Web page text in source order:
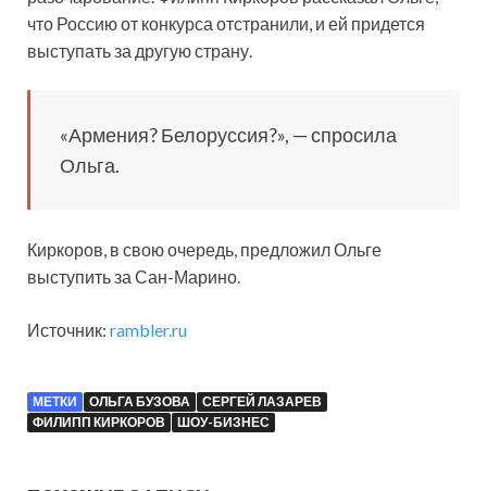
что Россию от конкурса отстранили, и ей придется
выступать за другую страну.
«Армения? Белоруссия?», — спросила
Ольга.
Киркоров, в свою очередь, предложил Ольге
выступить за Сан-Марино.
Источник: rambler.ru
МЕТКИ ОЛЬГА БУЗОВА
СЕРГЕЙ ЛАЗАРЕВ
ФИЛИПП КИРКОРОВ
ШОУ-БИЗНЕС